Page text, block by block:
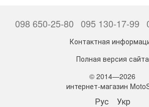
098 650-25-80 095 130-17-99
Контактная
Полная версия сайта
© 2014—2026
интернет-магазин
Рус Укр